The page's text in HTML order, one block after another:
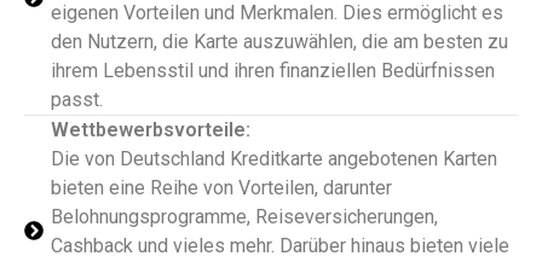
eigenen Vorteilen und Merkmalen. Dies ermöglicht es
den Nutzern, die Karte auszuwählen, die am besten zu
ihrem Lebensstil und ihren finanziellen Bedürfnissen
passt.
Wettbewerbsvorteile:
Die von Deutschland Kreditkarte angebotenen Karten
bieten eine Reihe von Vorteilen, darunter
Belohnungsprogramme, Reiseversicherungen,
Cashback und vieles mehr. Darüber hinaus bieten viele